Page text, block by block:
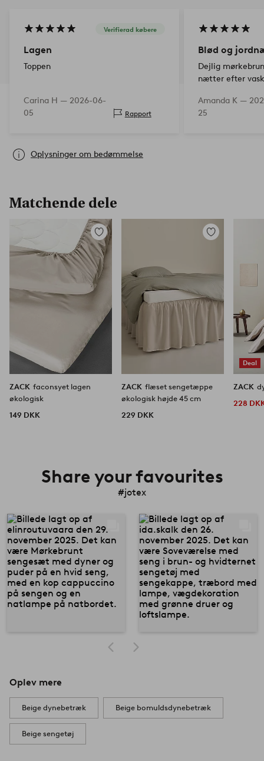
Verifierad købere
Lagen
Toppen
Carina H — 2026-06-
05
Rapport
Blød og
Dejlig
nætter efter
blive blødt, da
Jeg anbefaler
Amanda K —
25
Oplysninger om bedømmelse
Matchende dele
Tilføj
til
favoritter
ZACK faconsyet lagen
økologisk
149 DKK
Tilføj
ZACK flæset sengetæppe
økologisk højde 45 cm
229 DKK
Deal
ZACK
228
Share your favourites
#jotex
Oplev mere
Beige dynebetræk Beige bomuldsdynebetræk
Beige sengetøj